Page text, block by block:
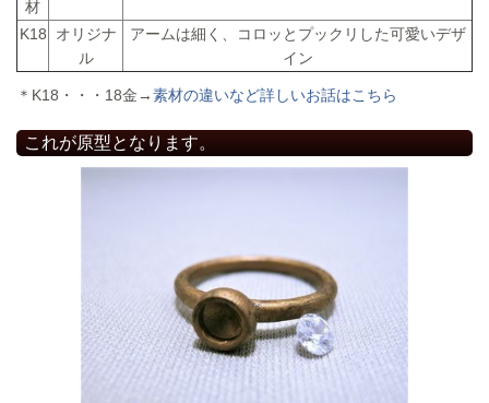
材
K18
オリジナ
ル
アームは細く、コロッとプックリした可愛いデザ
イン
＊K18・・・18金→素材の違いなど詳しいお話はこちら
これが原型となります。